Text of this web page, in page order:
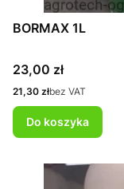
BORMAX 1L
Cena
23,00 zł
Cena
21,30 złbez VAT
Do koszyka